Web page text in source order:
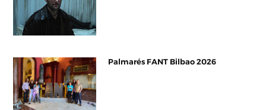
Palmarés FANT Bilbao 2026